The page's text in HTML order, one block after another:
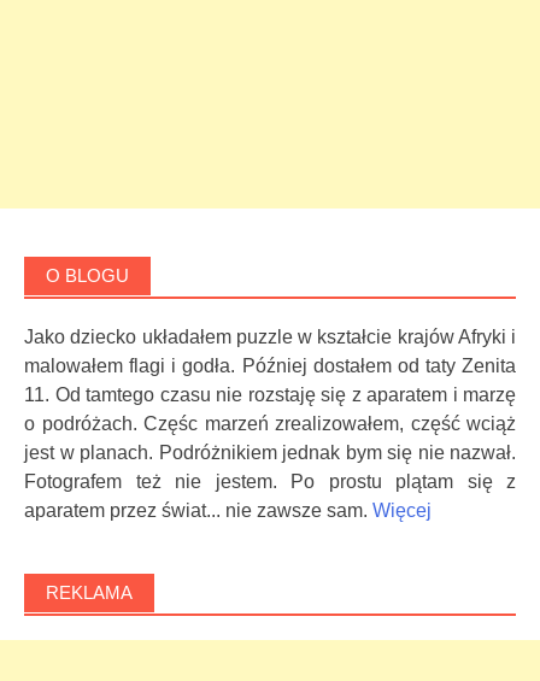
O BLOGU
Jako dziecko układałem puzzle w kształcie krajów Afryki i
malowałem flagi i godła. Później dostałem od taty Zenita
11. Od tamtego czasu nie rozstaję się z aparatem i marzę
o podróżach. Częśc marzeń zrealizowałem, część wciąż
jest w planach. Podróżnikiem jednak bym się nie nazwał.
Fotografem też nie jestem. Po prostu plątam się z
aparatem przez świat... nie zawsze sam. Więcej
REKLAMA